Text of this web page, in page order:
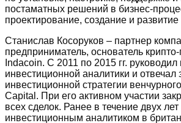
постаматных решений в бизнес-
проектирование, создание и
Станислав Косоруков – партнер
предприниматель, основатель
Indacoin. С 2011 по 2015 гг. руководил
инвестиционной аналитики и отвечал
инвестиционной стратегии
Capital. При его активном участии
всех сделок. Ранее в течение двух
инвестиционным аналитиком в